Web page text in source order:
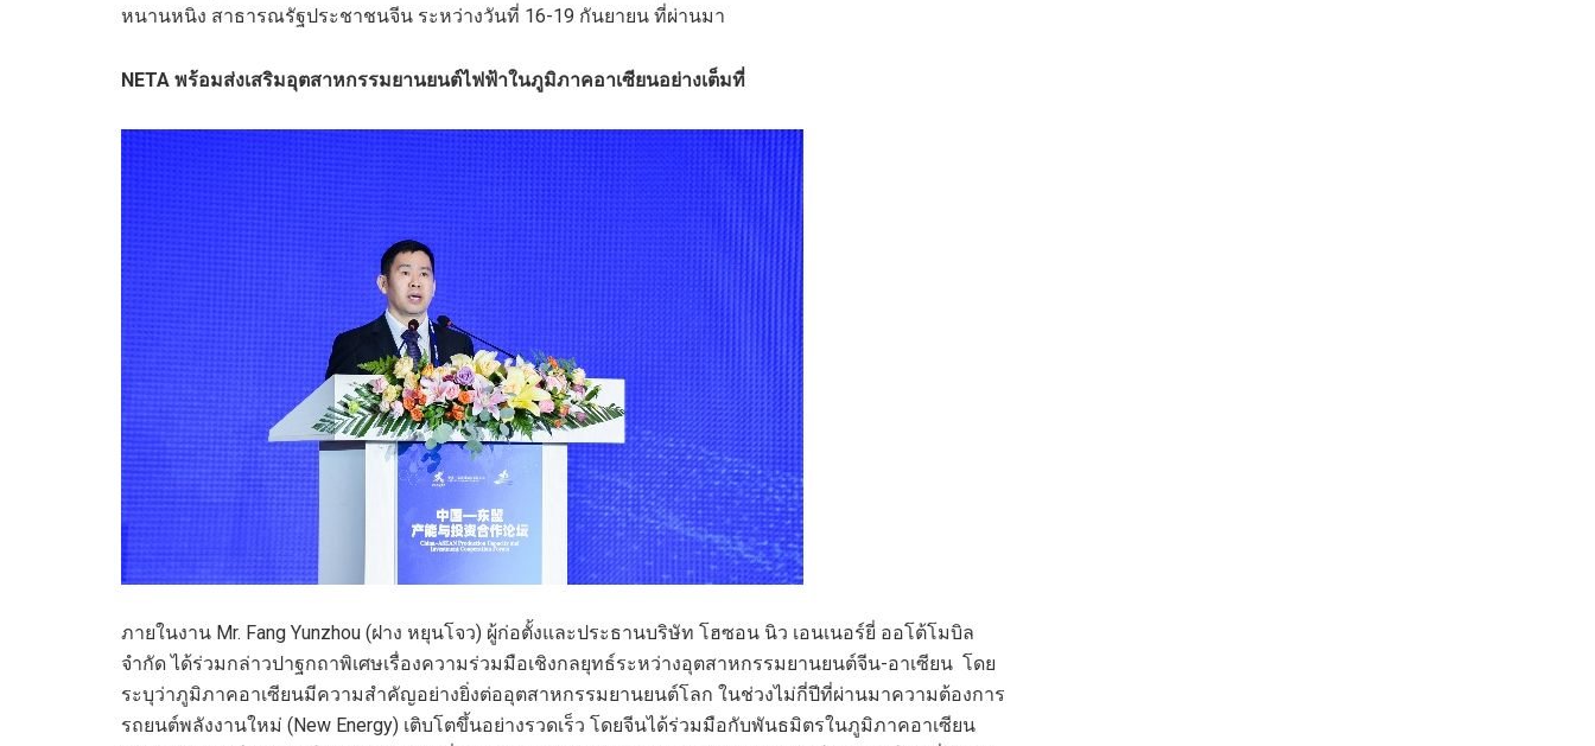
หนานหนิง สาธารณรัฐประชาชนจีน ระหว่างวันที่ 16-19 กันยายน ที่ผ่านมา
NETA พร้อมส่งเสริมอุตสาหกรรมยานยนต์ไฟฟ้าในภูมิภาคอาเซียนอย่างเต็มที่
ภายในงาน Mr. Fang Yunzhou (ฝาง หยุนโจว) ผู้ก่อตั้งและประธานบริษัท โฮซอน นิว เอนเนอร์ยี่ ออโต้โมบิล
จำกัดได้ร่วมกล่าวปาฐกถาพิเศษเรื่องความร่วมมือเชิงกลยุทธ์ระหว่างอุตสาหกรรมยานยนต์จีน-อาเซียน โดย
ระบุว่าภูมิภาคอาเซียนมีความสำคัญอย่างยิ่งต่ออุตสาหกรรมยานยนต์โลก ในช่วงไม่กี่ปีที่ผ่านมาความต้องการ
รถยนต์พลังงานใหม่ (New Energy) เติบโตขึ้นอย่างรวดเร็ว โดยจีนได้ร่วมมือกับพันธมิตรในภูมิภาคอาเซียน